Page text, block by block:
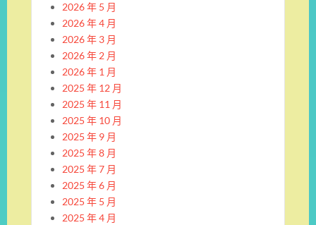
2026 年 5 月
2026 年 4 月
2026 年 3 月
2026 年 2 月
2026 年 1 月
2025 年 12 月
2025 年 11 月
2025 年 10 月
2025 年 9 月
2025 年 8 月
2025 年 7 月
2025 年 6 月
2025 年 5 月
2025 年 4 月